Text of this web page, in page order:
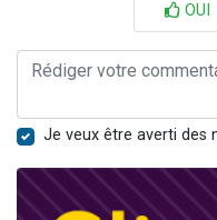
OUI
Je veux être averti des